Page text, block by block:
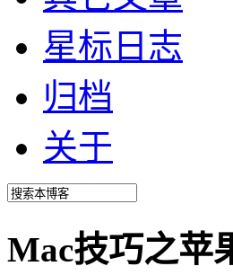
星标日志
归档
关于
Mac技巧之苹